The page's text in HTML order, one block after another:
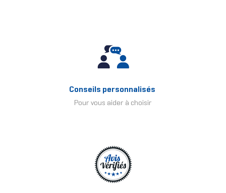
Conseils personnalisés
Pour vous aider à choisir